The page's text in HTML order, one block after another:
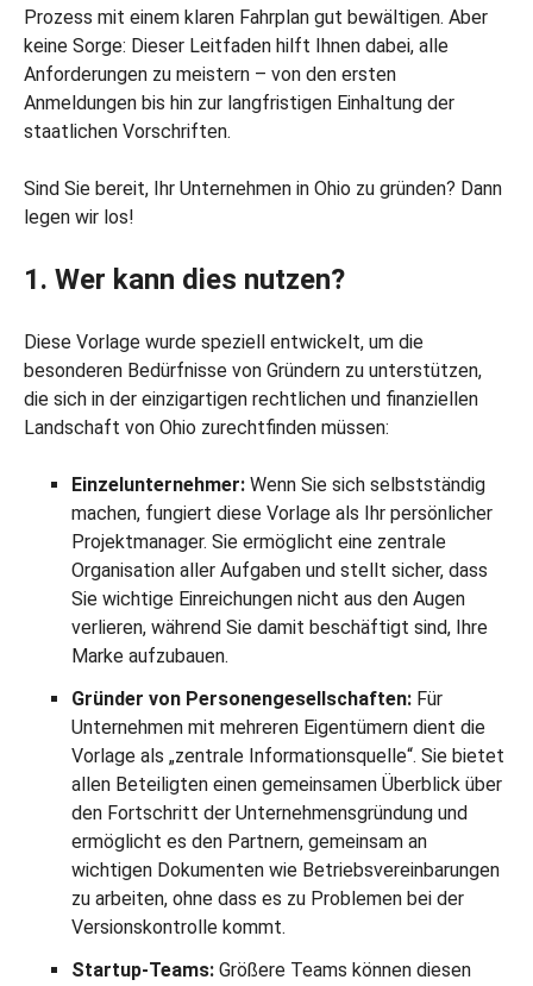
Prozess mit einem klaren Fahrplan gut bewältigen. Aber
keine Sorge: Dieser Leitfaden hilft Ihnen dabei, alle
Anforderungen zu meistern – von den ersten
Anmeldungen bis hin zur langfristigen Einhaltung der
staatlichen Vorschriften.
Sind Sie bereit, Ihr Unternehmen in Ohio zu gründen? Dann
legen wir los!
1. Wer kann dies nutzen?
Diese Vorlage wurde speziell entwickelt, um die
besonderen Bedürfnisse von Gründern zu unterstützen,
die sich in der einzigartigen rechtlichen und finanziellen
Landschaft von Ohio zurechtfinden müssen:
Einzelunternehmer: Wenn Sie sich selbstständig
machen, fungiert diese Vorlage als Ihr persönlicher
Projektmanager. Sie ermöglicht eine zentrale
Organisation aller Aufgaben und stellt sicher, dass
Sie wichtige Einreichungen nicht aus den Augen
verlieren, während Sie damit beschäftigt sind, Ihre
Marke aufzubauen.
Gründer von Personengesellschaften: Für
Unternehmen mit mehreren Eigentümern dient die
Vorlage als „zentrale Informationsquelle“. Sie bietet
allen Beteiligten einen gemeinsamen Überblick über
den Fortschritt der Unternehmensgründung und
ermöglicht es den Partnern, gemeinsam an
wichtigen Dokumenten wie Betriebsvereinbarungen
zu arbeiten, ohne dass es zu Problemen bei der
Versionskontrolle kommt.
Startup-Teams: Größere Teams können diesen